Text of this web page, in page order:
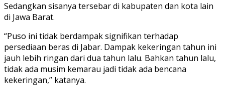
Sedangkan sisanya tersebar di kabupaten dan kota lain
di Jawa Barat.
“Puso ini tidak berdampak signifikan terhadap
persediaan beras di Jabar. Dampak kekeringan tahun ini
jauh lebih ringan dari dua tahun lalu. Bahkan tahun lalu,
tidak ada musim kemarau jadi tidak ada bencana
kekeringan,” katanya.